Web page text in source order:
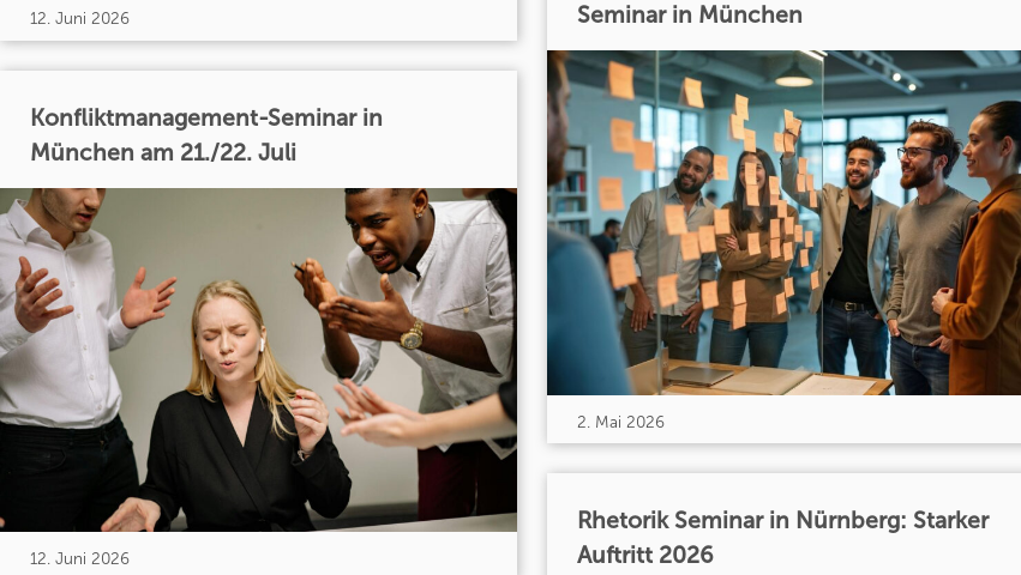
12. Juni 2026
Konfliktmanagement-Seminar in
München am 21./22. Juli
12. Juni 2026
Seminar in München
2. Mai 2026
Rhetorik Seminar in Nürnberg: Starker
Auftritt 2026